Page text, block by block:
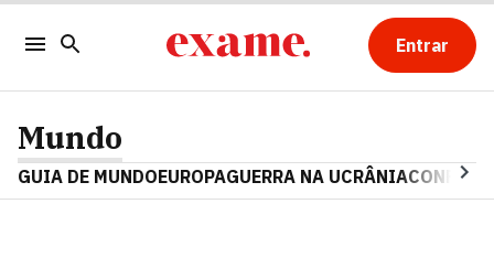
Entrar
Mundo
GUIA DE MUNDOEUROPAGUERRA NA UCRÂNIA